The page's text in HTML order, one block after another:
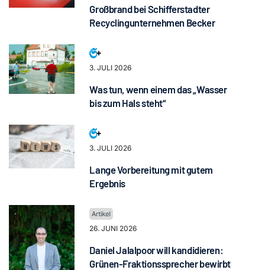
Großbrand bei Schifferstadter
Recyclingunternehmen Becker
3. JULI 2026
Was tun, wenn einem das „Wasser
bis zum Hals steht“
3. JULI 2026
Lange Vorbereitung mit gutem
Ergebnis
26. JUNI 2026
Daniel Jalalpoor will kandidieren:
Grünen-Fraktionssprecher bewirbt